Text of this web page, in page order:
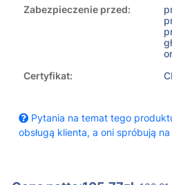
Zabezpieczenie przed:
Certyfikat:
Pytania na temat tego
obsługą klienta, a oni spróbują